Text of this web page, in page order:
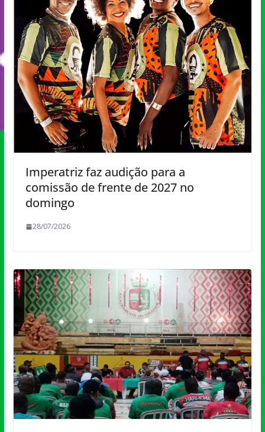
Imperatriz faz audição para a
comissão de frente de 2027 no
domingo
28/07/2026